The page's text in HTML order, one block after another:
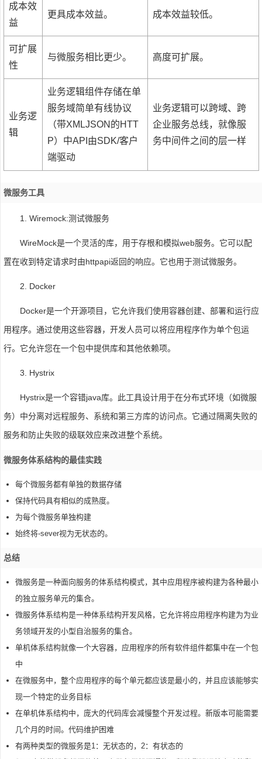
成本效
益
更具成本效益。 成本效益较低。
可扩展
性
与微服务相比更少。 高度可扩展。
业务逻
辑
业务逻辑组件存储在单
服务域简单有线协议
（带XMLJSON的HTT
P）中API由SDK/客户
端驱动
业务逻辑可以跨域、跨
企业服务总线，就像服
务中间件之间的层一样
微服务工具
1. Wiremock:测试微服务
WireMock是一个灵活的库，用于存根和模拟web服务。它可以配
置在收到特定请求时由httpapi返回的响应。它也用于测试微服务。
2. Docker
Docker是一个开源项目，它允许我们使用容器创建、部署和运行应
用程序。通过使用这些容器，开发人员可以将应用程序作为单个包运
行。它允许您在一个包中提供库和其他依赖项。
3. Hystrix
Hystrix是一个容错java库。此工具设计用于在分布式环境（如微服
务）中分离对远程服务、系统和第三方库的访问点。它通过隔离失败的
服务和防止失败的级联效应来改进整个系统。
微服务体系结构的最佳实践
每个微服务都有单独的数据存储
保持代码具有相似的成熟度。
为每个微服务单独构建
始终将-sever视为无状态的。
总结
微服务是一种面向服务的体系结构模式，其中应用程序被构建为各种最小
的独立服务单元的集合。
微服务体系结构是一种体系结构开发风格，它允许将应用程序构建为为业
务领域开发的小型自治服务的集合。
单机体系结构就像一个大容器，应用程序的所有软件组件都集中在一个包
中
在微服务中，整个应用程序的每个单元都应该是最小的，并且应该能够实
现一个特定的业务目标
在单机体系结构中，庞大的代码库会减慢整个开发过程。新版本可能需要
几个月的时间。代码维护困难
有两种类型的微服务是1：无状态的，2：有状态的